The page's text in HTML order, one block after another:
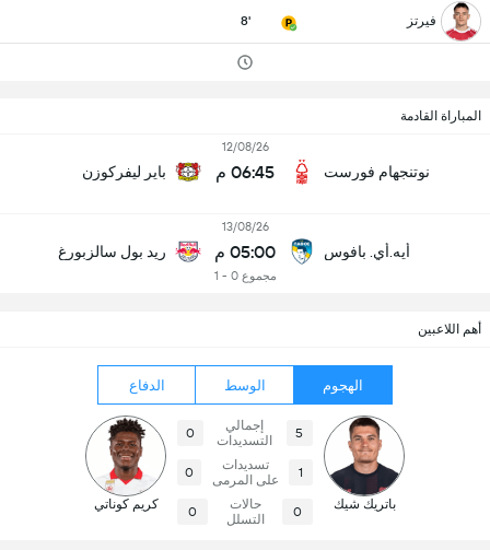
فيرتز 8'
المباراة القادمة
نوتنجهام فورست
12/08/26
06:45 م باير ليفركوزن
أيه.أي. بافوس
13/08/26
05:00 م
مجموع 0 - 1
ريد بول سالزبورغ
أهم اللاعبين
الهجوم الوسط الدفاع
باتريك شيك
5
إجمالي
التسديدات
0
1
تسديدات
على المرمى
0
0
حالات
التسلل
0 كريم كوناتي